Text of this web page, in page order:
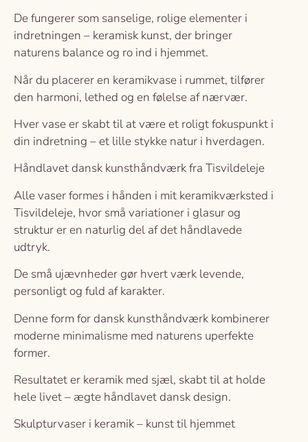
De fungerer som sanselige, rolige elementer i
indretningen – keramisk kunst, der bringer
naturens balance og ro ind i hjemmet.
Når du placerer en keramikvase i rummet, tilfører
den harmoni, lethed og en følelse af nærvær.
Hver vase er skabt til at være et roligt fokuspunkt i
din indretning – et lille stykke natur i hverdagen.
Håndlavet dansk kunsthåndværk fra Tisvildeleje
Alle vaser formes i hånden i mit keramikværksted i
Tisvildeleje, hvor små variationer i glasur og
struktur er en naturlig del af det håndlavede
udtryk.
De små ujævnheder gør hvert værk levende,
personligt og fuld af karakter.
Denne form for dansk kunsthåndværk kombinerer
moderne minimalisme med naturens uperfekte
former.
Resultatet er keramik med sjæl, skabt til at holde
hele livet – ægte håndlavet dansk design.
Skulpturvaser i keramik – kunst til hjemmet